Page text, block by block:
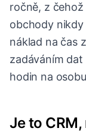
ročně, z
obchody
náklad na čas
zadáváním
hodin na
Je to